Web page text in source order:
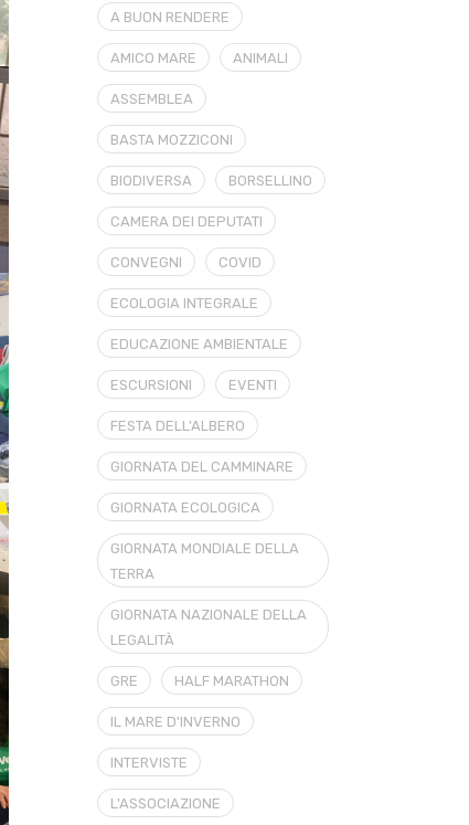
A BUON RENDERE
AMICO MARE ANIMALI
ASSEMBLEA
BASTA MOZZICONI
BIODIVERSA BORSELLINO
CAMERA DEI DEPUTATI
CONVEGNI COVID
ECOLOGIA INTEGRALE
EDUCAZIONE AMBIENTALE
ESCURSIONI EVENTI
FESTA DELL'ALBERO
GIORNATA DEL CAMMINARE
GIORNATA ECOLOGICA
GIORNATA MONDIALE DELLA
TERRA
GIORNATA NAZIONALE DELLA
LEGALITÀ
GRE HALF MARATHON
IL MARE D'INVERNO
INTERVISTE
L'ASSOCIAZIONE